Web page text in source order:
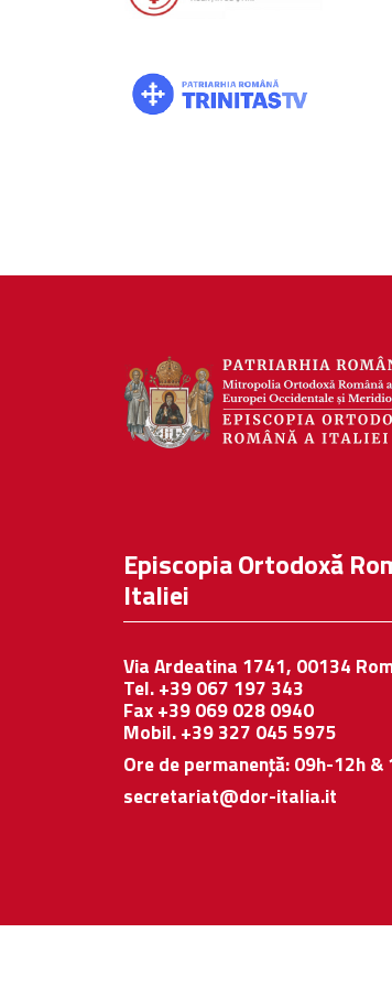
Episcopia Ortodoxă
Italiei
Via Ardeatina 1741, 00134
Tel. +39 067 197 343
Fax +39 069 028 0940
Mobil. +39 327 045 5975
Ore de permanență: 09h-12h &
secretariat@dor-italia.it